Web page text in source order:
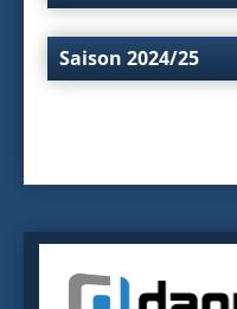
Saison 2024/25